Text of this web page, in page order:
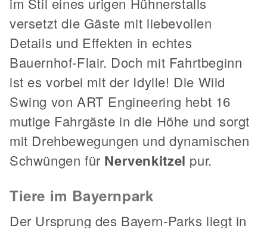
versetzt die Gäste mit liebevollen
Details und Effekten in echtes
Bauernhof-Flair. Doch mit Fahrtbeginn
ist es vorbei mit der Idylle! Die Wild
Swing von ART Engineering hebt 16
mutige Fahrgäste in die Höhe und sorgt
mit Drehbewegungen und dynamischen
Schwüngen für Nervenkitzel pur.
Tiere im Bayernpark
Der Ursprung des Bayern-Parks liegt in